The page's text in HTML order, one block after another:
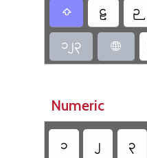
 ဠ ဉ
၁၂၃

Numeric
၁ ၂ ၃